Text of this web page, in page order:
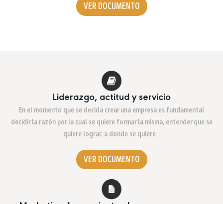
VER DOCUMENTO
Liderazgo, actitud y servicio
En el momento que se decida crear una empresa es fundamental
decidir la razón por la cual se quiere formar la misma, entender que se
quiere lograr, a donde se quiere…
VER DOCUMENTO